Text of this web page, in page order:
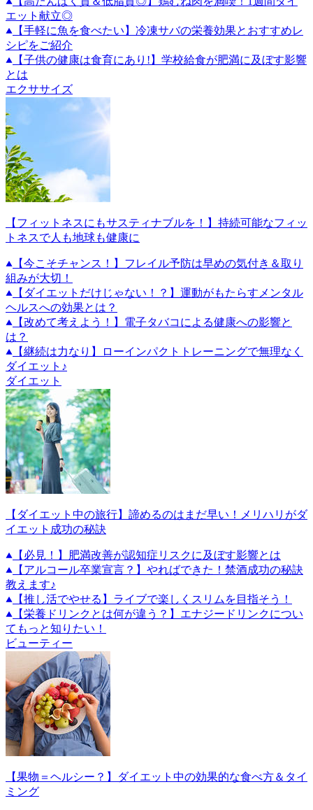
エット献立◎
【手軽に魚を食べたい】冷凍サバの栄養効果とおすすめレ
シピをご紹介
【子供の健康は食育にあり!】学校給食が肥満に及ぼす影響
とは
エクササイズ
【フィットネスにもサスティナブルを！】持続可能なフィッ
トネスで人も地球も健康に
【今こそチャンス！】フレイル予防は早めの気付き＆取り
組みが大切！
【ダイエットだけじゃない！？】運動がもたらすメンタル
ヘルスへの効果とは？
【改めて考えよう！】電子タバコによる健康への影響と
は？
【継続は力なり】ローインパクトトレーニングで無理なく
ダイエット♪
ダイエット
【ダイエット中の旅行】諦めるのはまだ早い！メリハリがダ
イエット成功の秘訣
【必見！】肥満改善が認知症リスクに及ぼす影響とは
【アルコール卒業宣言？】やればできた！禁酒成功の秘訣
教えます♪
【推し活でやせる】ライブで楽しくスリムを目指そう！
【栄養ドリンクとは何が違う？】エナジードリンクについ
てもっと知りたい！
ビューティー
【果物＝ヘルシー？】ダイエット中の効果的な食べ方＆タイ
ミング